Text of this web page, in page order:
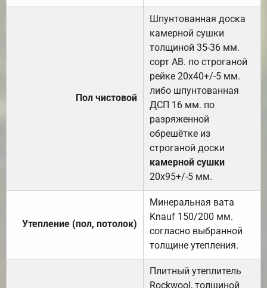
Пол чистовой
Шпунтованная доска
камерной сушки
толщиной 35-36 мм.
сорт АВ. по строганой
рейке 20х40+/-5 мм.
либо шпунтованная
ДСП 16 мм. по
разряженной
обрешётке из
строганой доски
камерной сушки
20х95+/-5 мм.
Утепление (пол, потолок)
Минеральная вата
Knauf 150/200 мм.
согласно выбранной
толщине утепления.
Плитный утеплитель
Rockwool, толщиной